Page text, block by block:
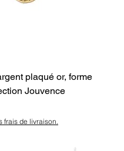
plaqué or, forme
Jouvence
frais de livraison.